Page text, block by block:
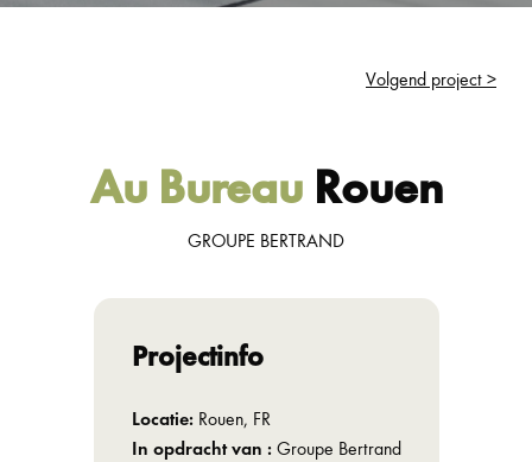
Volgend project >
Projectinfo
Locatie: Rouen, FR
In opdracht van : Groupe Bertrand
Au BureauRouen
GROUPE BERTRAND